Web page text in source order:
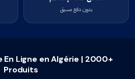
بدون دفع مسبق
En Ligne en Algérie | 2000+
Produits